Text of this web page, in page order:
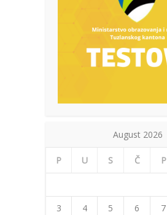
August 2026
P U S Č P
3
4 5 6 7